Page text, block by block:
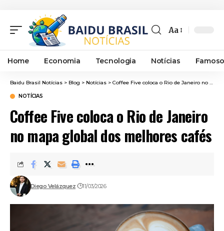
Font
Resizer
Aa
Home Economia Tecnologia Notícias
Baidu Brasil Notícias > Blog > Notícias > Coffee Five coloca o Rio de Janeiro no mapa global dos melhores cafés
NOTÍCIAS
Coffee Five coloca o Rio de Janeiro
no mapa global dos melhores cafés
Diego Velázquez 11/03/2026